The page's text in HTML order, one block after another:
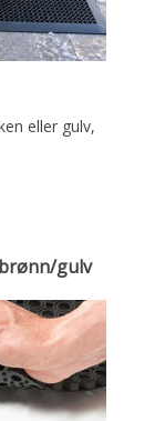
eller gulv,
gulv